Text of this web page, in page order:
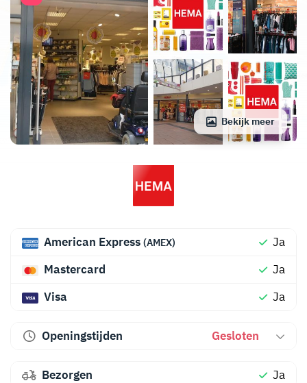
Bekijk meer
American Express (AMEX)
Ja
Mastercard
Ja
Visa
Ja
Openingstijden Gesloten
Bezorgen Ja